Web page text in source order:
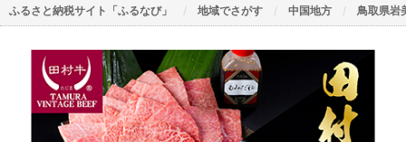
ふるさと納税サイト「ふるなび」 地域でさがす 中国地方 鳥取県岩